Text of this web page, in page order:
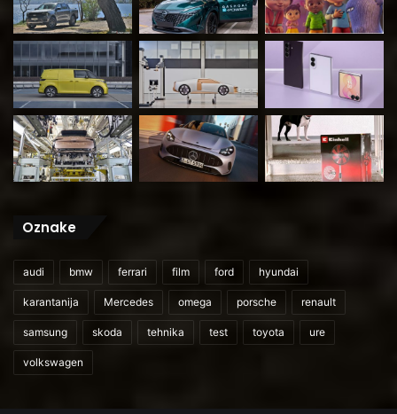
Oznake
audi bmw ferrari film ford hyundai
karantanija Mercedes omega porsche renault
samsung skoda tehnika test toyota ure
volkswagen